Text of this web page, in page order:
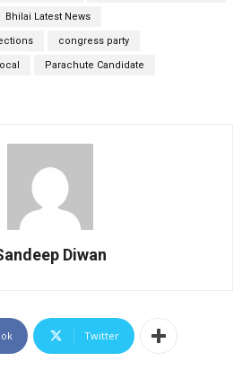
Bhilai Latest News
congress party
Parachute Candidate
Diwan
Twitter